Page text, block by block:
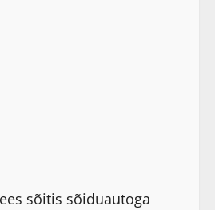
sõitis sõiduautoga